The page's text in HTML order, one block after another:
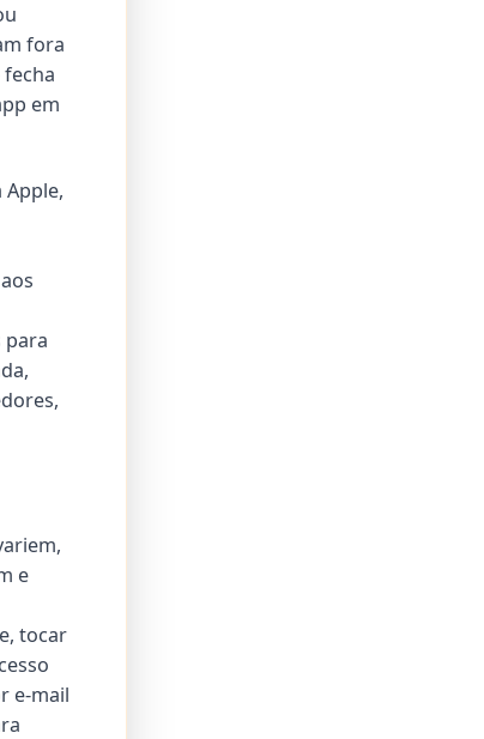
fora
em
Apple,
para
e
tocar
e-mail